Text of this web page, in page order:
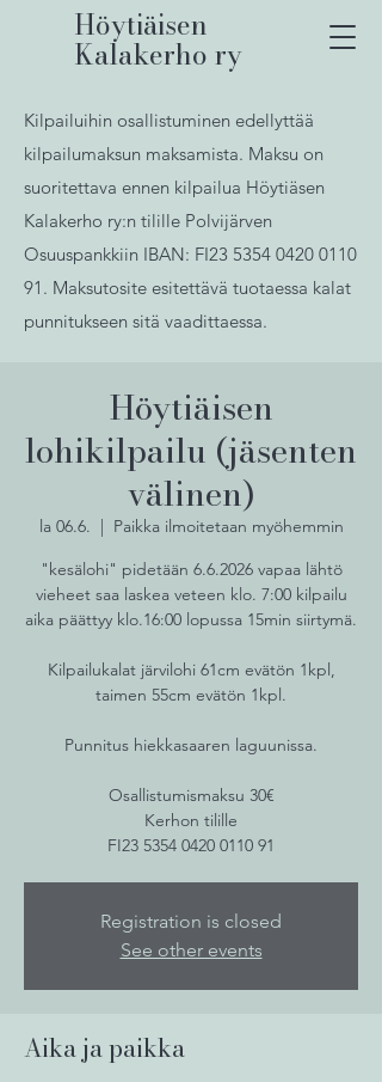
Höytiäisen
Kalakerho ry
Kilpailuihin osallistuminen edellyttää
kilpailumaksun maksamista. Maksu on
suoritettava ennen kilpailua Höytiäsen
Kalakerho ry:n tilille Polvijärven
Osuuspankkiin IBAN: FI23 5354 0420 0110
91 . Maksutosite esitettävä tuotaessa kalat
punnitukseen sitä vaadittaessa.
Höytiäisen
lohikilpailu (jäsenten
välinen)
la 06.6.
  |
Paikka ilmoitetaan myöhemmin
"kesälohi" pidetään 6.6.2026 vapaa lähtö
vieheet saa laskea veteen klo. 7:00 kilpailu
aika päättyy klo.16:00 lopussa 15min siirtymä.
Kilpailukalat järvilohi 61cm evätön 1kpl,
taimen 55cm evätön 1kpl.
Punnitus hiekkasaaren laguunissa.
Osallistumismaksu 30€
Kerhon tilille
FI23 5354 0420 0110 91
Registration is closed
See other events
Aika ja paikka